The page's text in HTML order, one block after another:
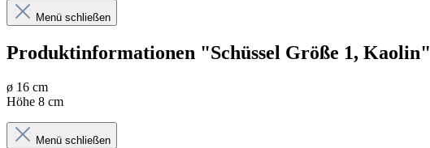
Menü schließen
Produktinformationen "Schüssel Größe 1, Kaolin"
ø 16 cm
Höhe 8 cm
Menü schließen